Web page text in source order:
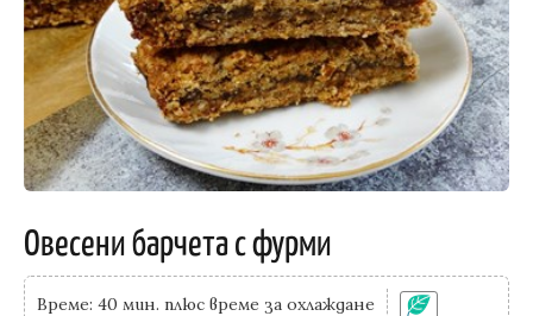
Овесени барчета с фурми
Време: 40 мин. плюс време за охлаждане